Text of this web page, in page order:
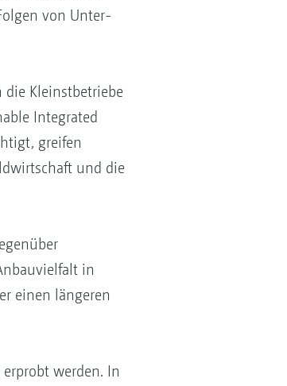
von Unter-
Kleinstbetriebe
Integrated
greifen
und die
in
einen längeren
werden. In